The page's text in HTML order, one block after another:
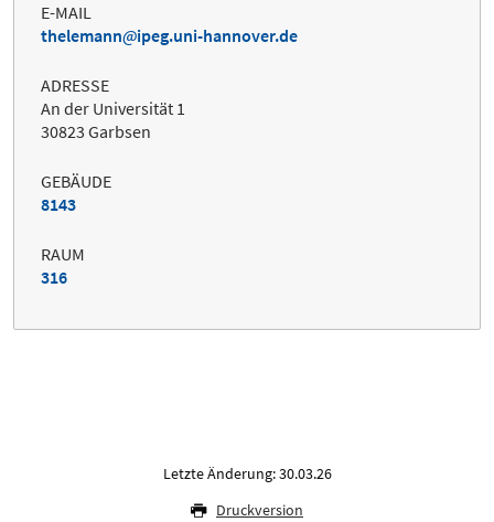
E-MAIL
thelemann
ipeg.uni-hannover.de
ADRESSE
An der Universität 1
30823 Garbsen
GEBÄUDE
8143
RAUM
316
Letzte Änderung: 30.03.26
Druckversion